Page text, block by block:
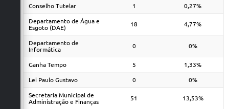
Conselho Tutelar 1 0,27%
Departamento de Água e
Esgoto (DAE)
18 4,77%
Departamento de
Informática
0 0%
Ganha Tempo 5 1,33%
Lei Paulo Gustavo 0 0%
Secretaria Municipal de
Administração e Finanças
51 13,53%